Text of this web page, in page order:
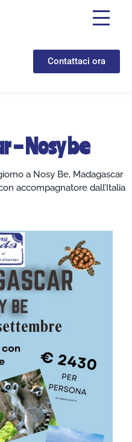
Contattaci ora
– Nosy be
a Nosy Be, Madagascar
accompagnatore dall’Italia